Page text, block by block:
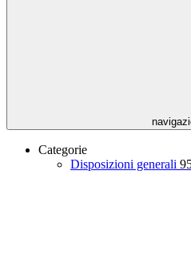
Categorie
Disposizioni generali